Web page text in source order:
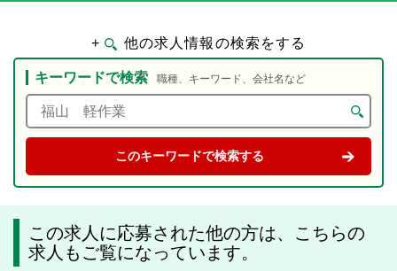
+ 他の求人情報の検索をする
キーワードで検索 職種、キーワード、会社名など
この求人に応募された他の方は、こちらの
求人もご覧になっています。